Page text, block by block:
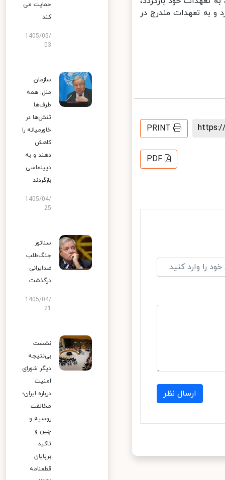
و به تعهدات مندرج در
PRINT
PDF
ارسال نظر
حمایت می
کند
1405/05/
03
سازمان
ملل: همه
طرف‌ها
تنش‌ها در
خاورمیانه را
کاهش
دهند و به
دیپلماسی
بازگردند
1405/04/
25
سناتور
جنگ‌طلب
ضدایرانی
درگذشت
1405/04/
نشست
بی‌نتیجه
دیگر شورای
امنیت
درباره ایران؛
مخالفت
روسیه و
چین و
تاکید
برپایان
قطعنامه